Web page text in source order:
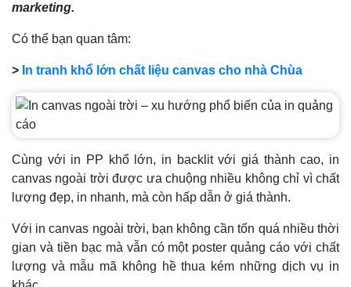
marketing.
Có thể bạn quan tâm:
> In tranh khổ lớn chất liệu canvas cho nhà Chùa
Cùng với in PP khổ lớn, in backlit với giá thành cao, in
canvas ngoài trời được ưa chuộng nhiều không chỉ vì chất
lượng đẹp, in nhanh, mà còn hấp dẫn ở giá thành.
Với in canvas ngoài trời, bạn không cần tốn quá nhiều thời
gian và tiền bạc mà vẫn có một poster quảng cáo với chất
lượng và mẫu mã không hề thua kém những dịch vụ in